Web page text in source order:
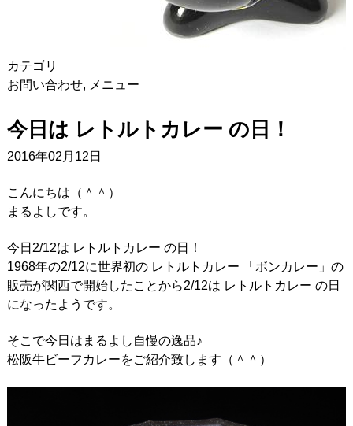
カテゴリ
お問い合わせ, メニュー
今日は レトルトカレー の日！
2016年02月12日
こんにちは（＾＾）
まるよしです。
今日2/12は レトルトカレー の日！
1968年の2/12に世界初の レトルトカレー 「ボンカレー」の
販売が関西で開始したことから2/12は レトルトカレー の日
になったようです。
そこで今日はまるよし自慢の逸品♪
松阪牛ビーフカレーをご紹介致します（＾＾）